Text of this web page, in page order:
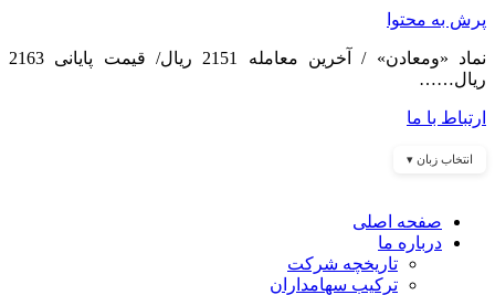
پرش به محتوا
نماد «ومعادن» / آخرین معامله 2151 ریال/ قیمت پایانی 2163
ریال……
ارتباط با ما
انتخاب زبان ▾
صفحه اصلی
درباره ما
تاریخچه شرکت
ترکیب سهامداران